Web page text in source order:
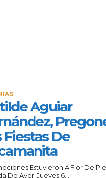
Aguiar
Fiestas De
Estuvieron A Flor De
De Ayer, Jueves 6...